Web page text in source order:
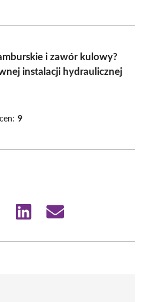
i zawór kulowy?
instalacji hydraulicznej
9
Share
Share